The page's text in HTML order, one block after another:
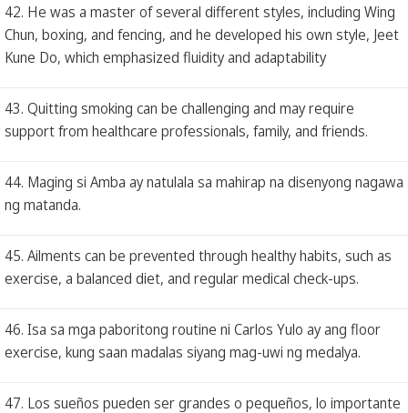
42. He was a master of several different styles, including Wing
Chun, boxing, and fencing, and he developed his own style, Jeet
Kune Do, which emphasized fluidity and adaptability
43. Quitting smoking can be challenging and may require
support from healthcare professionals, family, and friends.
44. Maging si Amba ay natulala sa mahirap na disenyong nagawa
ng matanda.
45. Ailments can be prevented through healthy habits, such as
exercise, a balanced diet, and regular medical check-ups.
46. Isa sa mga paboritong routine ni Carlos Yulo ay ang floor
exercise, kung saan madalas siyang mag-uwi ng medalya.
47. Los sueños pueden ser grandes o pequeños, lo importante